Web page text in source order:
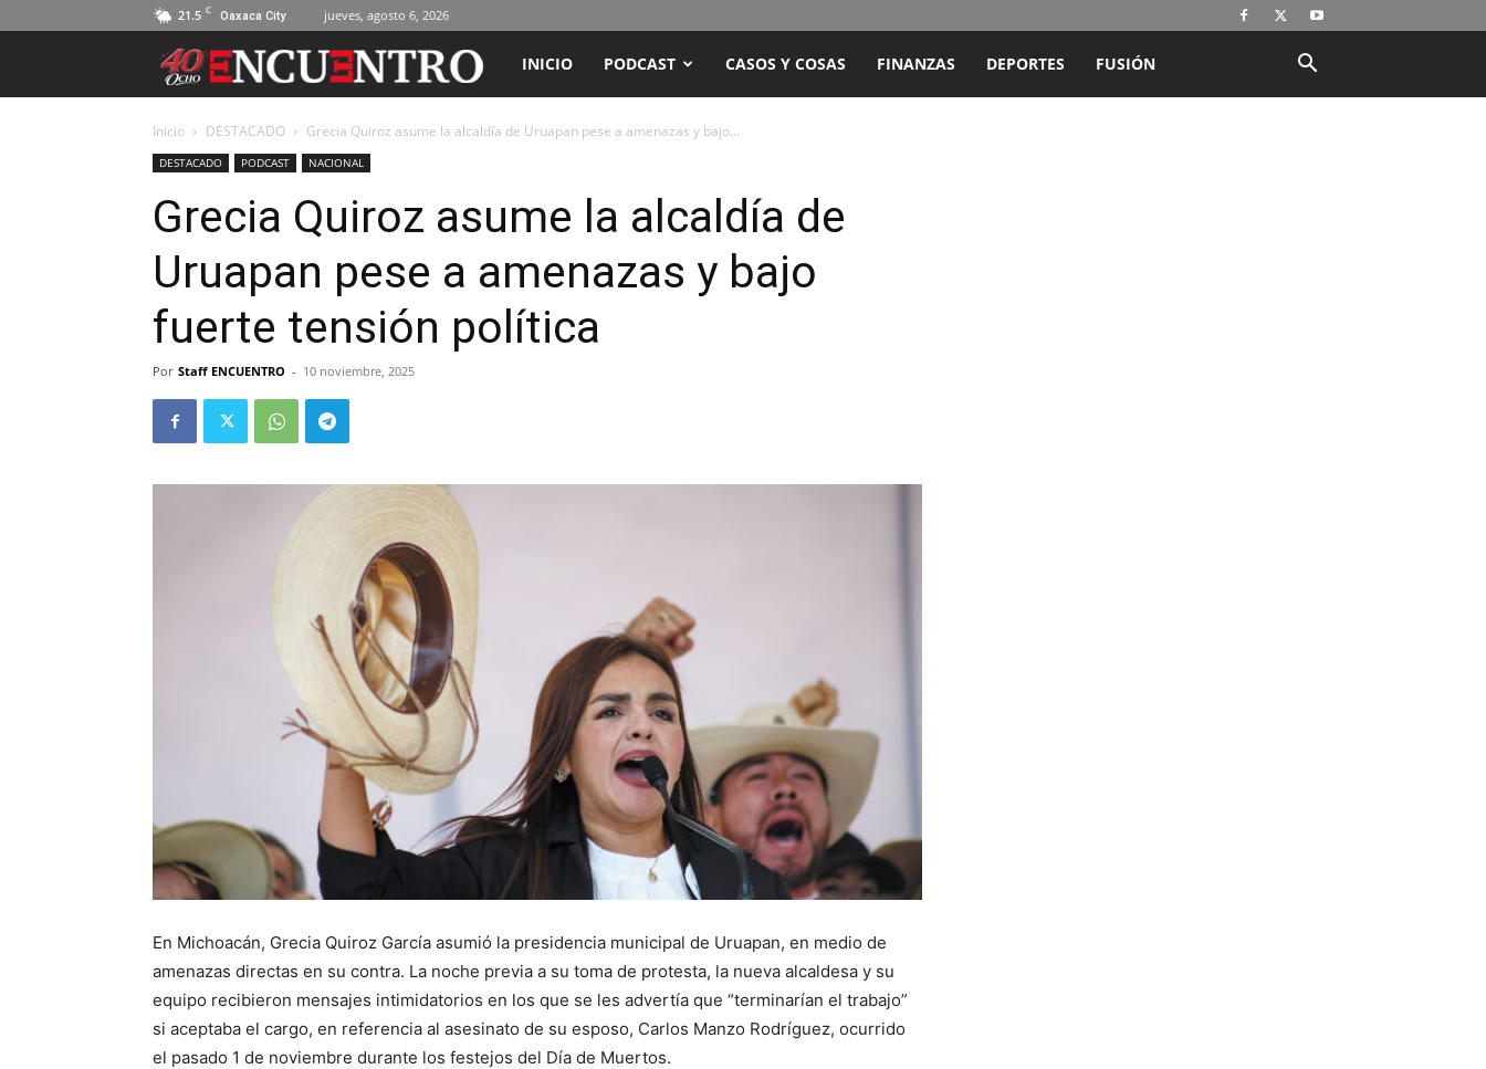
21.5 C Oaxaca City jueves, agosto 6, 2026
ENCUENTRO
RADIO
TELEVISIÓN
INICIO PODCAST CASOS Y COSAS FINANZAS DEPORTES FUSIÓN
Inicio DESTACADO Grecia Quiroz asume la alcaldía de Uruapan pese a amenazas y bajo...
DESTACADO PODCAST NACIONAL
Grecia Quiroz asume la alcaldía de
Uruapan pese a amenazas y bajo
fuerte tensión política
Por Staff ENCUENTRO - 10 noviembre, 2025
En Michoacán, Grecia Quiroz García asumió la presidencia municipal de Uruapan, en medio de
amenazas directas en su contra. La noche previa a su toma de protesta, la nueva alcaldesa y su
equipo recibieron mensajes intimidatorios en los que se les advertía que “terminarían el trabajo”
si aceptaba el cargo, en referencia al asesinato de su esposo, Carlos Manzo Rodríguez, ocurrido
el pasado 1 de noviembre durante los festejos del Día de Muertos.